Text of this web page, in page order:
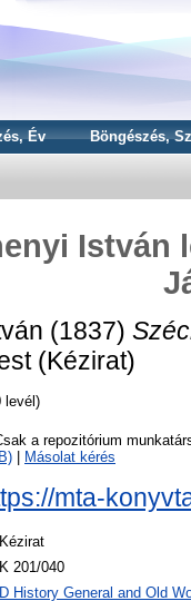
Év Böngészés,
István
(1837)
(Kézirat)
levél)
a repozitórium
Másolat kérés
mta-
Kézirat
K 201/040
D History General and Old